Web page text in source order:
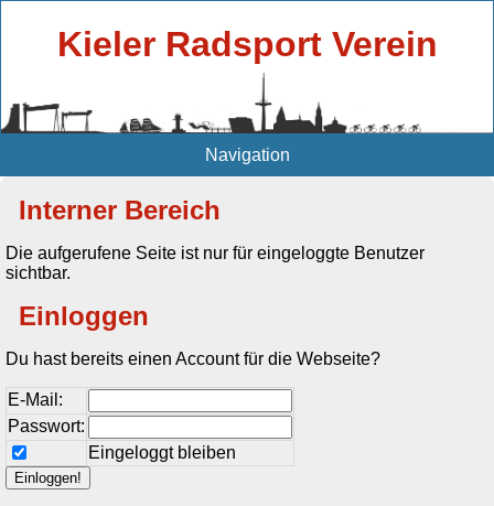
Kieler Radsport Verein
Navigation
Interner Bereich
Die aufgerufene Seite ist nur für eingeloggte Benutzer
sichtbar.
Einloggen
Du hast bereits einen Account für die Webseite?
E-Mail:
Passwort:
Eingeloggt bleiben